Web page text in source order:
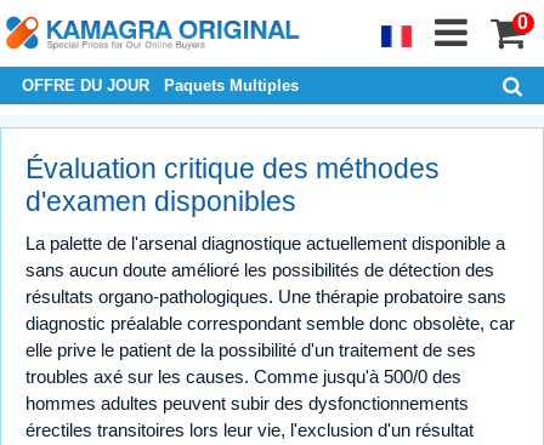
0
OFFRE DU JOUR Paquets Multiples
Évaluation critique des méthodes
d'examen disponibles
La palette de l'arsenal diagnostique actuellement disponible a
sans aucun doute amélioré les possibilités de détection des
résultats organo-pathologiques. Une thérapie probatoire sans
diagnostic préalable correspondant semble donc obsolète, car
elle prive le patient de la possibilité d'un traitement de ses
troubles axé sur les causes. Comme jusqu'à 500/0 des
hommes adultes peuvent subir des dysfonctionnements
érectiles transitoires lors leur vie, l'exclusion d'un résultat